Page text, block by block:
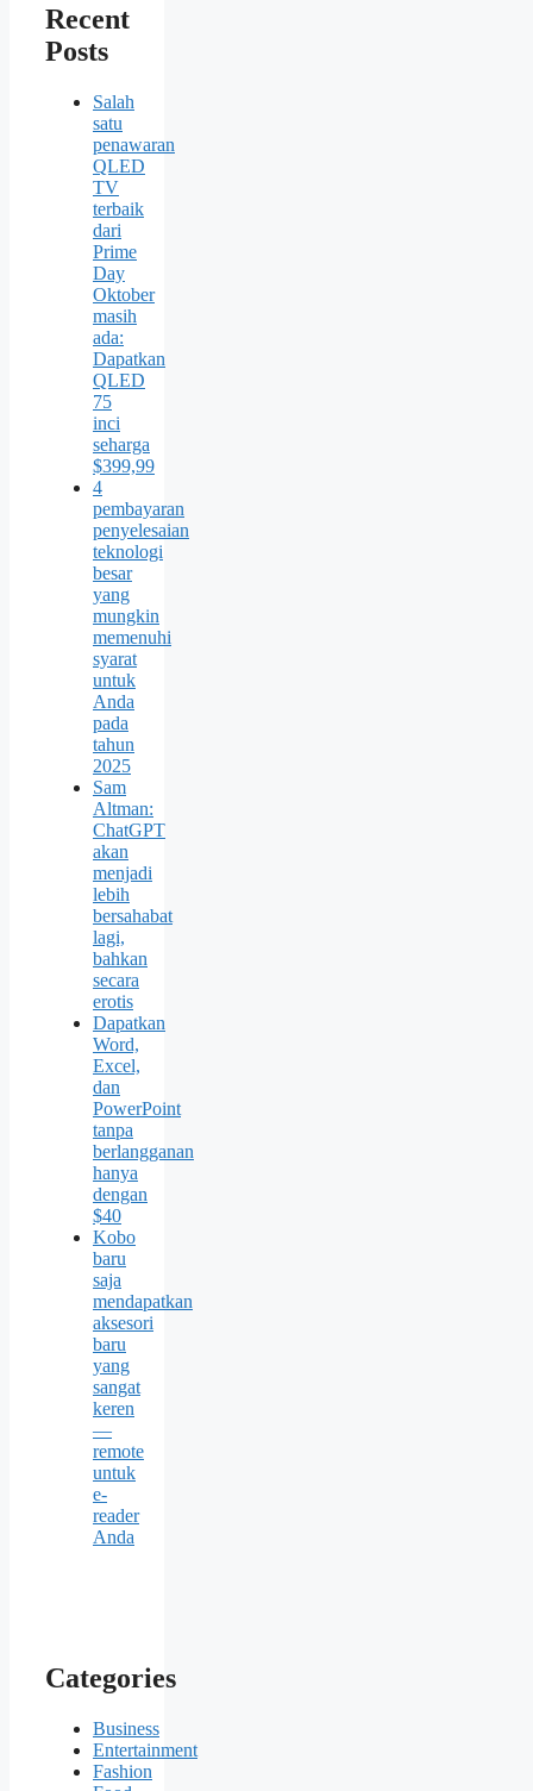
Recent
Posts
Salah
satu
penawaran
QLED
TV
terbaik
dari
Prime
Day
Oktober
masih
ada:
Dapatkan
QLED
75
inci
seharga
$399,99
4
pembayaran
penyelesaian
teknologi
besar
yang
mungkin
memenuhi
syarat
untuk
Anda
pada
tahun
2025
Sam
Altman:
ChatGPT
akan
menjadi
lebih
bersahabat
lagi,
bahkan
secara
erotis
Dapatkan
Word,
Excel,
dan
PowerPoint
tanpa
berlangganan
hanya
dengan
$40
Kobo
baru
saja
mendapatkan
aksesori
baru
yang
sangat
keren
—
remote
untuk
e-
reader
Anda
Categories
Business
Entertainment
Fashion